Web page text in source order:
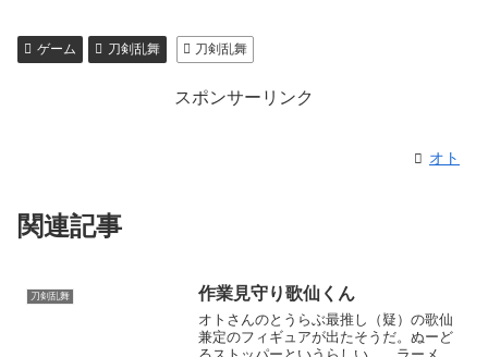
tt
er
c
e
e
e
n
a
ゲーム 刀剣乱舞 刀剣乱舞
スポンサーリンク
オト
関連記事
刀剣乱舞 作業見守り歌仙くん
オトさんのとうらぶ最推し（疑）の歌仙
兼定のフィギュアが出たそうだ。ぬーど